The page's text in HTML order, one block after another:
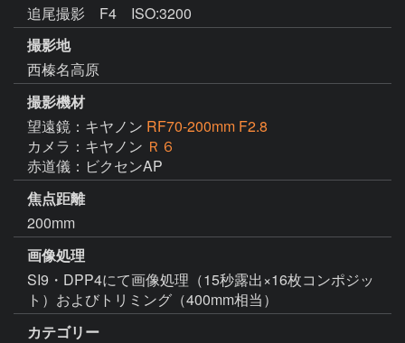
追尾撮影 F4 ISO:3200
撮影地
西榛名高原
撮影機材
望遠鏡：キヤノン RF70-200mm F2.8
カメラ：キヤノン Ｒ６
赤道儀：ビクセンAP
焦点距離
200mm
画像処理
SI9・DPP4にて画像処理（15秒露出×16枚コンポジッ
ト）およびトリミング（400mm相当）
カテゴリー